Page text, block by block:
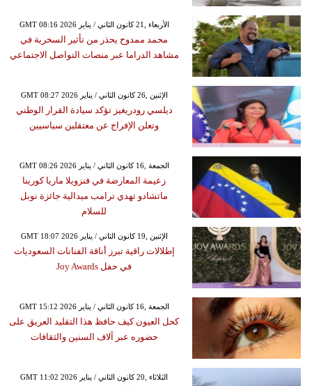
GMT 08:16 2026 الأربعاء ,21 كانون الثاني / يناير
محمد ممدوح يحذر من تأثير السخرية في
مشاهد الدراما عبر منصات التواصل الاجتماعي
GMT 08:27 2026 الإثنين ,26 كانون الثاني / يناير
ديلسي رودريغيز تؤكد سيادة القرار الوطني
وتعلن الإفراج عن معتقلين سياسيين
GMT 08:26 2026 الجمعة ,16 كانون الثاني / يناير
زعيمة المعارضة في فنزويلا ماريا كورينا
ماتشادو تهدي ترامب ميدالية جائزة نوبل
للسلام
GMT 18:07 2026 الإثنين ,19 كانون الثاني / يناير
إطلالات راقية تبرز أناقة الفنانات السعوديات
في حفل Joy Awards
GMT 15:12 2026 الجمعة ,16 كانون الثاني / يناير
كحل العيون كيف حافظ هذا التقليد العريق على
حضوره عبر آلاف السنين والثقافات
GMT 11:02 2026 الثلاثاء ,20 كانون الثاني / يناير